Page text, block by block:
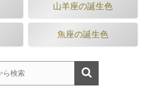
山羊座の誕生色
魚座の誕生色